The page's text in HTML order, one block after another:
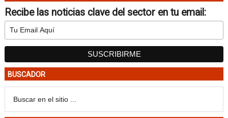
Recibe las noticias clave del sector en tu email:
BUSCADOR